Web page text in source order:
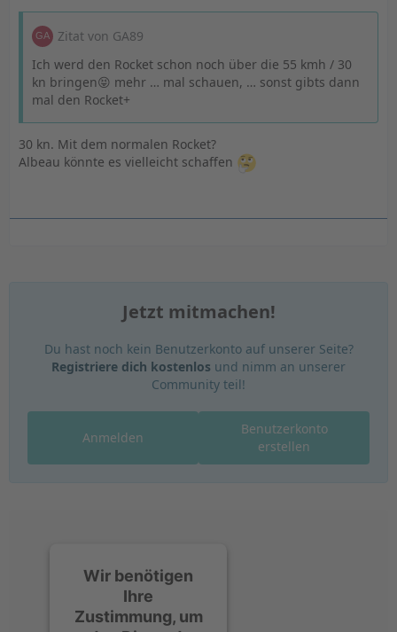
Zitat von GA89
Ich werd den Rocket schon noch über die 55 kmh / 30
kn bringen😝 mehr … mal schauen, … sonst gibts dann
mal den Rocket+
30 kn. Mit dem normalen Rocket?
Albeau könnte es vielleicht schaffen
Jetzt mitmachen!
Du hast noch kein Benutzerkonto auf unserer Seite?
Registriere dich kostenlos und nimm an unserer
Community teil!
Benutzerkonto
erstellen
Anmelden
Wir benötigen
Ihre
Zustimmung, um